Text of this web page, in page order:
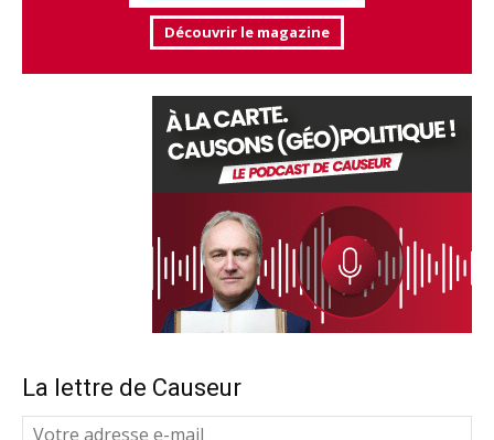
Découvrir le magazine
La lettre de Causeur